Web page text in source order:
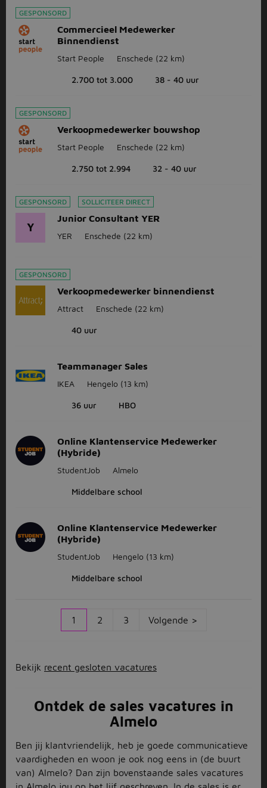
GESPONSORD
Commercieel Medewerker
Binnendienst
Start People Enschede (22 km)
2.700 tot 3.000 38 - 40 uur
GESPONSORD
Verkoopmedewerker bouwshop
Start People Enschede (22 km)
2.750 tot 2.994 32 - 40 uur
GESPONSORD SOLLICITEER DIRECT
Y
Junior Consultant YER
YER Enschede (22 km)
GESPONSORD
Verkoopmedewerker binnendienst
Attract Enschede (22 km)
40 uur
Teammanager Sales
IKEA Hengelo (13 km)
36 uur HBO
Online Klantenservice Medewerker
(Hybride)
StudentJob Almelo
Middelbare school
Online Klantenservice Medewerker
(Hybride)
StudentJob Hengelo (13 km)
Middelbare school
1 2 3 Volgende >
Bekijk recent gesloten vacatures
Ontdek de sales vacatures in
Almelo
Ben jij klantvriendelijk, heb je goede communicatieve
vaardigheden en woon je ook nog eens in (de buurt
van) Almelo? Dan zijn bovenstaande sales vacatures